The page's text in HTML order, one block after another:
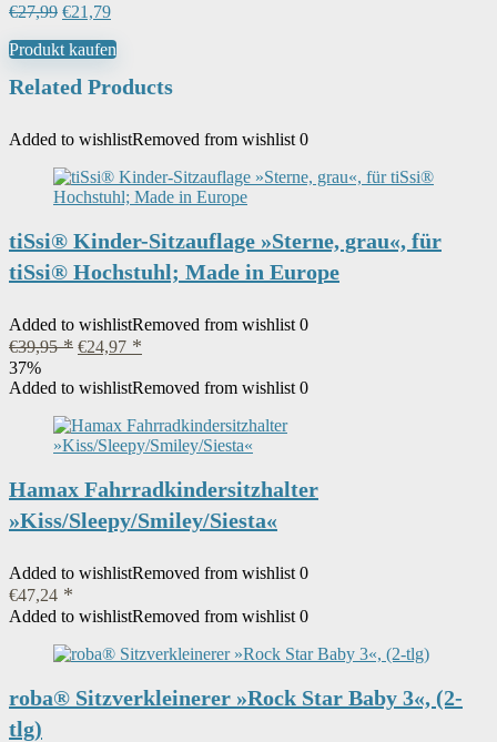
€27,99 Ursprünglicher
war:
€21,79Aktueller
ist:
Produkt kaufen
Related Products
Added to wishlistRemoved from wishlist 0
tiSsi® Kinder-Sitzauflage »Sterne, grau«, für
tiSsi® Hochstuhl; Made in Europe
Added to wishlistRemoved from wishlist 0
€39,95
Ursprünglicher
war:
€24,97
ist:
37%
Added to wishlistRemoved from wishlist 0
Hamax Fahrradkindersitzhalter
»Kiss/Sleepy/Smiley/Siesta«
Added to wishlistRemoved from wishlist 0
€47,24
Added to wishlistRemoved from wishlist 0
roba® Sitzverkleinerer »Rock Star Baby 3«, (2-
tlg)